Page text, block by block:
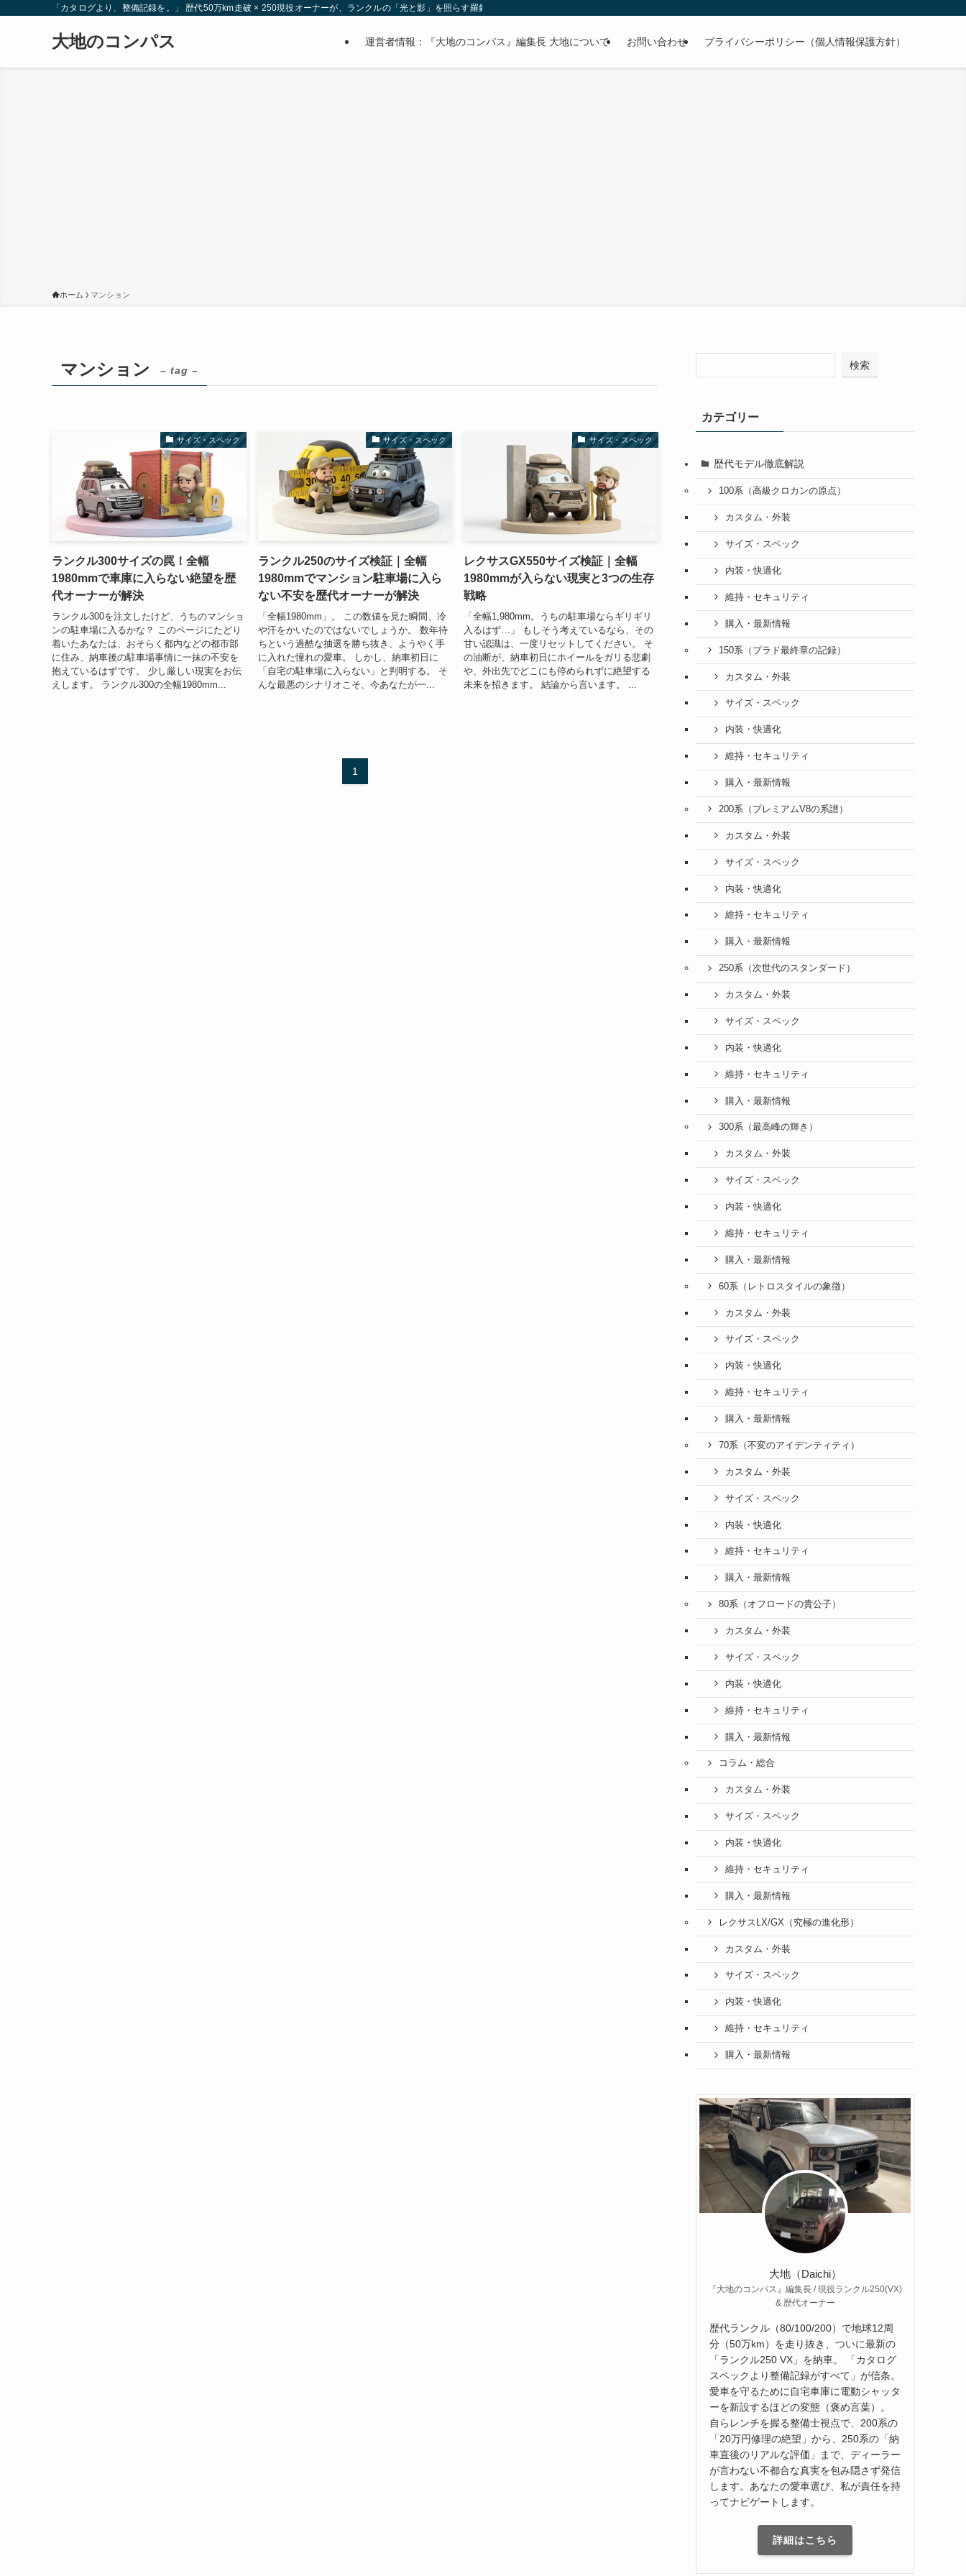
「カタログより、整備記録を。」 歴代50万km走破 × 250現役オーナーが、ランクルの「光と影」を照らす羅針盤。
大地のコンパス 運営者情報：『大地のコンパス』編集長 大地について お問い合わせ プライバシーポリシー（個人情報保護方針）
ホーム マンション
マンション – tag –
サイズ・スペック
ランクル300サイズの罠！全幅
1980mmで車庫に入らない絶望を歴
代オーナーが解決
ランクル300を注文したけど、うちのマンショ
ンの駐車場に入るかな？ このページにたどり
着いたあなたは、おそらく都内などの都市部
に住み、納車後の駐車場事情に一抹の不安を
抱えているはずです。 少し厳しい現実をお伝
えします。 ランクル300の全幅1980mm...
サイズ・スペック
ランクル250のサイズ検証｜全幅
1980mmでマンション駐車場に入ら
ない不安を歴代オーナーが解決
「全幅1980mm」。 この数値を見た瞬間、冷
や汗をかいたのではないでしょうか。 数年待
ちという過酷な抽選を勝ち抜き、ようやく手
に入れた憧れの愛車。 しかし、納車初日に
「自宅の駐車場に入らない」と判明する。 そ
んな最悪のシナリオこそ、今あなたが一...
サイズ・スペック
レクサスGX550サイズ検証｜全幅
1980mmが入らない現実と3つの生存
戦略
「全幅1,980mm。うちの駐車場ならギリギリ
入るはず…」 もしそう考えているなら、その
甘い認識は、一度リセットしてください。 そ
の油断が、納車初日にホイールをガリる悲劇
や、外出先でどこにも停められずに絶望する
未来を招きます。 結論から言います。 ...
1
検索
カテゴリー
歴代モデル徹底解説
100系（高級クロカンの原点）
カスタム・外装
サイズ・スペック
内装・快適化
維持・セキュリティ
購入・最新情報
150系（プラド最終章の記録）
カスタム・外装
サイズ・スペック
内装・快適化
維持・セキュリティ
購入・最新情報
200系（プレミアムV8の系譜）
カスタム・外装
サイズ・スペック
内装・快適化
維持・セキュリティ
購入・最新情報
250系（次世代のスタンダード）
カスタム・外装
サイズ・スペック
内装・快適化
維持・セキュリティ
購入・最新情報
300系（最高峰の輝き）
カスタム・外装
サイズ・スペック
内装・快適化
維持・セキュリティ
購入・最新情報
60系（レトロスタイルの象徴）
カスタム・外装
サイズ・スペック
内装・快適化
維持・セキュリティ
購入・最新情報
70系（不変のアイデンティティ）
カスタム・外装
サイズ・スペック
内装・快適化
維持・セキュリティ
購入・最新情報
80系（オフロードの貴公子）
カスタム・外装
サイズ・スペック
内装・快適化
維持・セキュリティ
購入・最新情報
コラム・総合
カスタム・外装
サイズ・スペック
内装・快適化
維持・セキュリティ
購入・最新情報
レクサスLX/GX（究極の進化形）
カスタム・外装
サイズ・スペック
内装・快適化
維持・セキュリティ
購入・最新情報
大地（Daichi）
『大地のコンパス』編集長 / 現役ランクル250(VX)
& 歴代オーナー
歴代ランクル（80/100/200）で地球12周
分（50万km）を走り抜き、ついに最新の
「ランクル250 VX」を納車。 「カタログ
スペックより整備記録がすべて」が信条。
愛車を守るために自宅車庫に電動シャッタ
ーを新設するほどの変態（褒め言葉）。
自らレンチを握る整備士視点で、200系の
「20万円修理の絶望」から、250系の「納
車直後のリアルな評価」まで、ディーラー
が言わない不都合な真実を包み隠さず発信
します。あなたの愛車選び、私が責任を持
ってナビゲートします。
詳細はこちら